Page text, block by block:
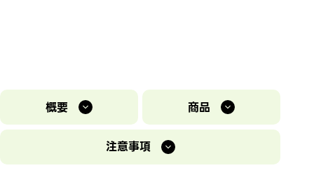
概要 商品
注意事項